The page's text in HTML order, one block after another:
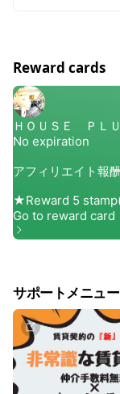
Reward cards
サポートメニュー